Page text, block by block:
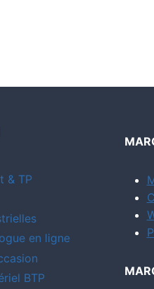
& TP
en ligne
BTP